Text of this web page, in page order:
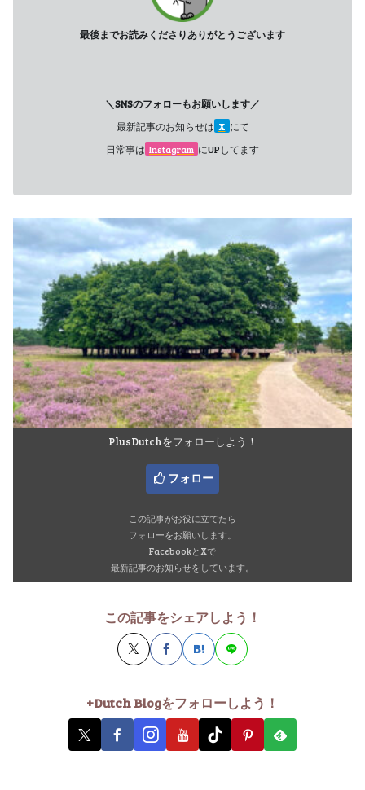
最後までお読みくださりありがとうございます
＼SNSのフォローもお願いします／
最新記事のお知らせは X にて
日常事は Instagram にUPしてます
PlusDutchをフォローしよう！
フォロー
この記事がお役に立てたら
フォローをお願いします。
FacebookとXで
最新記事のお知らせをしています。
この記事をシェアしよう！
+Dutch Blogをフォローしよう！